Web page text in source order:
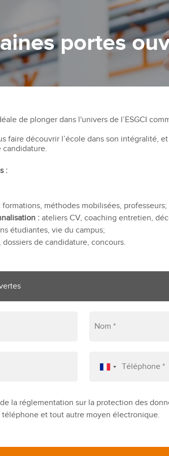
portes
de plonger dans l'univers de l’ESGCI
faire découvrir l’école dans son intégralité,
candidature.
:
formations, méthodes mobilisées, professeurs;
: ateliers CV, coaching entretien,
étudiantes, vie du campus;
de candidature, concours.
la réglementation sur la protection des
téléphone et tout autre moyen électronique.